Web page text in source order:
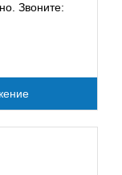
Звоните: